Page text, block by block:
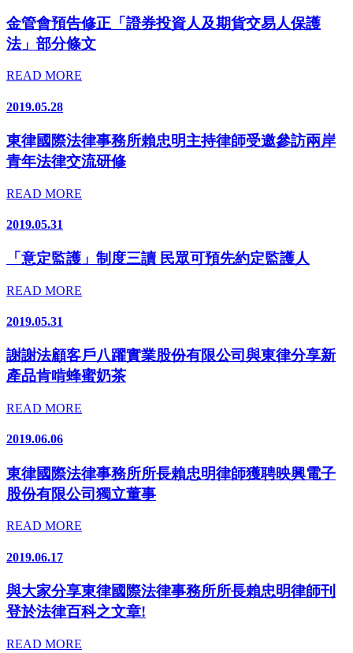
金管會預告修正「證券投資人及期貨交易人保護
法」部分條文
READ MORE
2019.05.28
東律國際法律事務所賴忠明主持律師受邀參訪兩岸
青年法律交流研修
READ MORE
2019.05.31
「意定監護」制度三讀 民眾可預先約定監護人
READ MORE
2019.05.31
謝謝法顧客戶八躍實業股份有限公司與東律分享新
產品肯啃蜂蜜奶茶
READ MORE
2019.06.06
東律國際法律事務所所長賴忠明律師獲聘映興電子
股份有限公司獨立董事
READ MORE
2019.06.17
與大家分享東律國際法律事務所所長賴忠明律師刊
登於法律百科之文章!
READ MORE